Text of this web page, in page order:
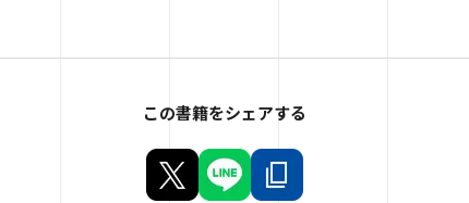
この書籍をシェアする